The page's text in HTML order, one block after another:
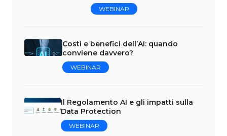
WEBINAR
Costi e benefici dell’AI: quando
conviene davvero?
WEBINAR
Il Regolamento AI e gli impatti sulla
Data Protection
WEBINAR